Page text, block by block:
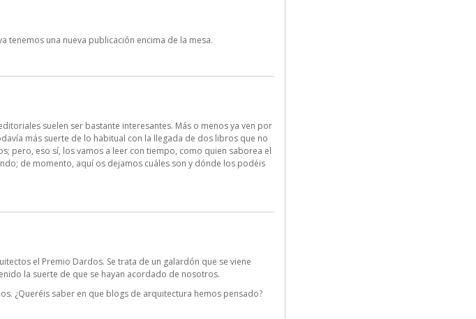
tenemos una nueva publicación encima de la mesa.
suelen ser bastante interesantes. Más o menos ya ven por
más suerte de lo habitual con la llegada de dos libros que no
pero, eso sí, los vamos a leer con tiempo, como quien saborea el
de momento, aquí os dejamos cuáles son y dónde los podéis
el Premio Dardos. Se trata de un galardón que se viene
la suerte de que se hayan acordado de nosotros.
¿Queréis saber en que blogs de arquitectura hemos pensado?